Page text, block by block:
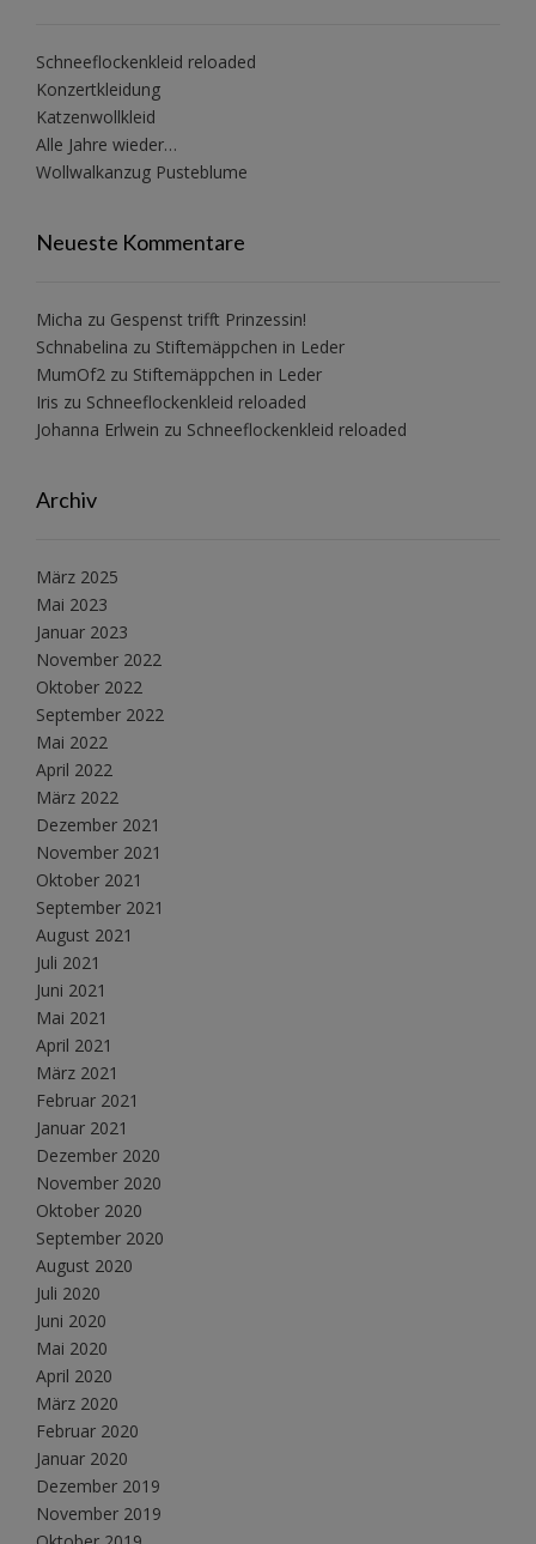
Schneeflockenkleid reloaded
Konzertkleidung
Katzenwollkleid
Alle Jahre wieder…
Wollwalkanzug Pusteblume
Neueste Kommentare
Micha zu Gespenst trifft Prinzessin!
Schnabelina zu Stiftemäppchen in Leder
MumOf2 zu Stiftemäppchen in Leder
Iris zu Schneeflockenkleid reloaded
Johanna Erlwein zu Schneeflockenkleid reloaded
Archiv
März 2025
Mai 2023
Januar 2023
November 2022
Oktober 2022
September 2022
Mai 2022
April 2022
März 2022
Dezember 2021
November 2021
Oktober 2021
September 2021
August 2021
Juli 2021
Juni 2021
Mai 2021
April 2021
März 2021
Februar 2021
Januar 2021
Dezember 2020
November 2020
Oktober 2020
September 2020
August 2020
Juli 2020
Juni 2020
Mai 2020
April 2020
März 2020
Februar 2020
Januar 2020
Dezember 2019
November 2019